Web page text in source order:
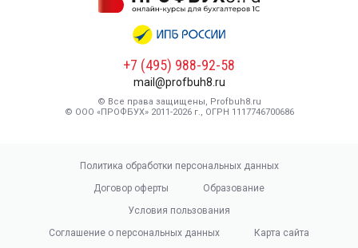
+7 (495) 988-92-58
mail@profbuh8.ru
© Все права защищены, Profbuh8.ru
© ООО «ПРОФБУХ» 2011-2026 г., ОГРН 1117746700686
Политика обработки персональных данных
Договор оферты
Образование
Условия пользования
Соглашение о персональных данных
Карта сайта